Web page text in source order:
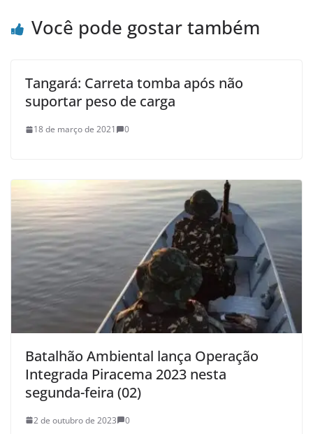
Você pode gostar também
Tangará: Carreta tomba após não
suportar peso de carga
18 de março de 2021 0
Batalhão Ambiental lança Operação
Integrada Piracema 2023 nesta
segunda-feira (02)
2 de outubro de 2023 0